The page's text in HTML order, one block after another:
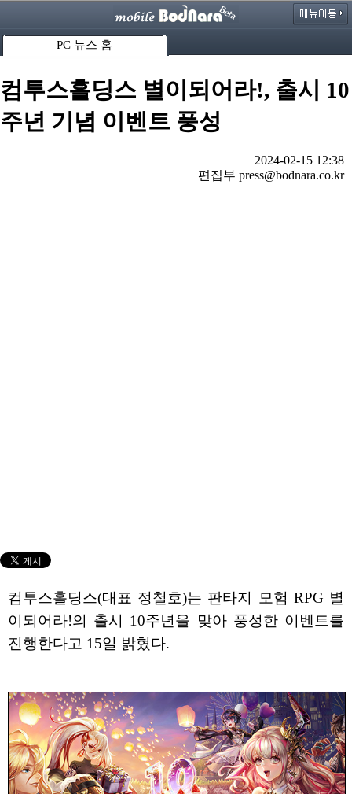
PC 뉴스 홈
컴투스홀딩스 별이되어라!, 출시 10
주년 기념 이벤트 풍성
2024-02-15 12:38
편집부 press@bodnara.co.kr
컴투스홀딩스(대표 정철호)는 판타지 모험 RPG 별
이되어라!의 출시 10주년을 맞아 풍성한 이벤트를
진행한다고 15일 밝혔다.